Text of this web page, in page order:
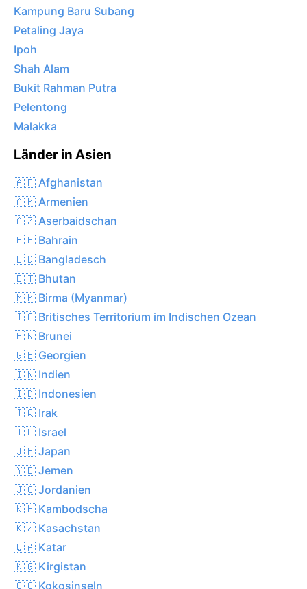
Kampung Baru Subang
Petaling Jaya
Ipoh
Shah Alam
Bukit Rahman Putra
Pelentong
Malakka
Länder in Asien
🇦🇫 Afghanistan
🇦🇲 Armenien
🇦🇿 Aserbaidschan
🇧🇭 Bahrain
🇧🇩 Bangladesch
🇧🇹 Bhutan
🇲🇲 Birma (Myanmar)
🇮🇴 Britisches Territorium im Indischen Ozean
🇧🇳 Brunei
🇬🇪 Georgien
🇮🇳 Indien
🇮🇩 Indonesien
🇮🇶 Irak
🇮🇱 Israel
🇯🇵 Japan
🇾🇪 Jemen
🇯🇴 Jordanien
🇰🇭 Kambodscha
🇰🇿 Kasachstan
🇶🇦 Katar
🇰🇬 Kirgistan
🇨🇨 Kokosinseln